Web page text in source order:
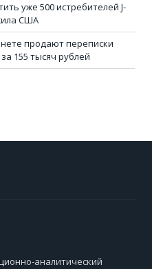
уже 500 истребителей J-
США
продают переписки
155 тысяч рублей
аналитический